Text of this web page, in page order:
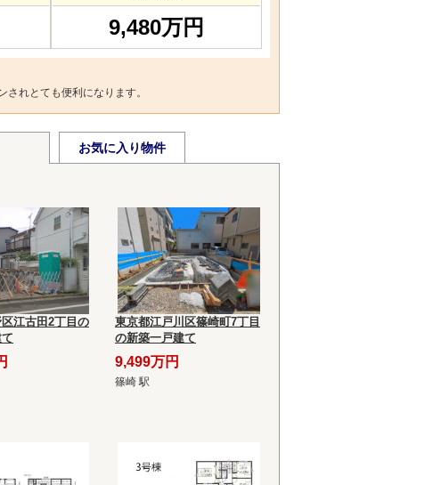
9,480万円
れとても便利になります。
お気に入り物件
江古田2丁目の
東京都江戸川区篠崎町7丁目
の新築一戸建て
9,499万円
篠崎 駅